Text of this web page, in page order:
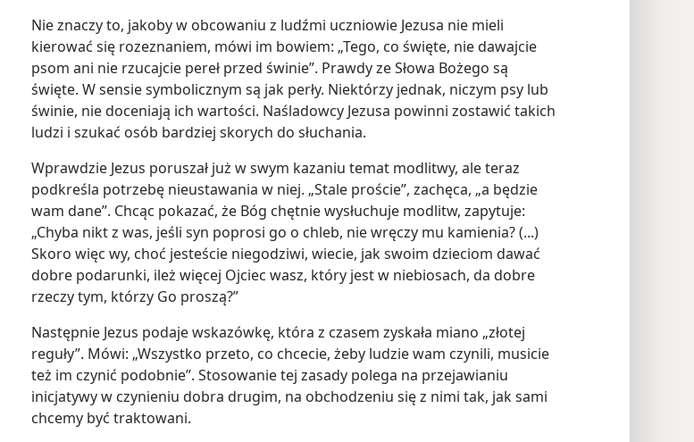
Nie znaczy to, jakoby w obcowaniu z ludźmi uczniowie Jezusa nie mieli
kierować się rozeznaniem, mówi im bowiem: „Tego, co święte, nie dawajcie
psom ani nie rzucajcie pereł przed świnie”. Prawdy ze Słowa Bożego są
święte. W sensie symbolicznym są jak perły. Niektórzy jednak, niczym psy lub
świnie, nie doceniają ich wartości. Naśladowcy Jezusa powinni zostawić takich
ludzi i szukać osób bardziej skorych do słuchania.
Wprawdzie Jezus poruszał już w swym kazaniu temat modlitwy, ale teraz
podkreśla potrzebę nieustawania w niej. „Stale proście”, zachęca, „a będzie
wam dane”. Chcąc pokazać, że Bóg chętnie wysłuchuje modlitw, zapytuje:
„Chyba nikt z was, jeśli syn poprosi go o chleb, nie wręczy mu kamienia? (...)
Skoro więc wy, choć jesteście niegodziwi, wiecie, jak swoim dzieciom dawać
dobre podarunki, ileż więcej Ojciec wasz, który jest w niebiosach, da dobre
rzeczy tym, którzy Go proszą?”
Następnie Jezus podaje wskazówkę, która z czasem zyskała miano „złotej
reguły”. Mówi: „Wszystko przeto, co chcecie, żeby ludzie wam czynili, musicie
też im czynić podobnie”. Stosowanie tej zasady polega na przejawianiu
inicjatywy w czynieniu dobra drugim, na obchodzeniu się z nimi tak, jak sami
chcemy być traktowani.